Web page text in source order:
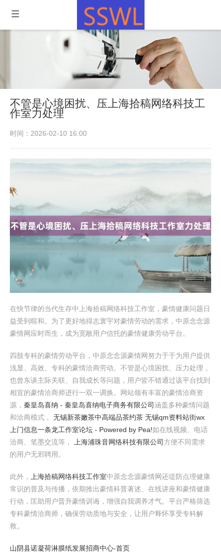
不管是心境困扰、压上海拾稿网络科技工
作室力处理
时间：2026-02-10 16:00
在快节律的当代生存中上海拾稿网络科技工作室，豪情健康问题日
益受到暄和。为了更好地得志寰宇对豪情劳动的需求，中原念念源
豪情网应时而生，成为宽敞用户信托的豪情健康劳动平台。
四肢专科的豪情劳动平台，中原念念源豪情网努力于于为用户提供
浅显、高效、专科的豪情洽商劳动。不管是心境困扰、压力处理，
也曾东谈主际关联、自我成长等问题，用户皆不错通过该平台找到
相宜的豪情洽商师进行一双一调换。网站领有丰富的豪情洽商资
源， 秦皇岛喜纳 - 秦皇岛喜纳电子商务有限公司涵盖多种豪情问题
和洽商模式， 无锡新茶嫩茶中高端品茶约茶 无锡qm资料站街wx
上门信息一条龙工作室论坛 - Powered by Pea!如在线视频、电话
洽商、笔墨交流等，
上海浦珠音网络科技有限公司方便不同需求
的用户无邪聘用。
此外， 上海拾稿网络科技工作室中原念念源豪情网还堤防点理健康
常识的普及与传播，依期推出豪情科普著述、在线讲座和豪情健康
行动，匡助用户晋升豪情训诲，增强自我调养才气。平台严格筛选
专科豪情洽商师，确保劳动质地与安全，让用户释怀享受专科解
救。
山阴县诺凝荷淋膜纸发展招商中心-首页